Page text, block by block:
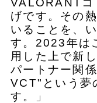
げです。その
いることを、
す。2023年は
用した上で新
パートナー関
VCT"という夢
す。」